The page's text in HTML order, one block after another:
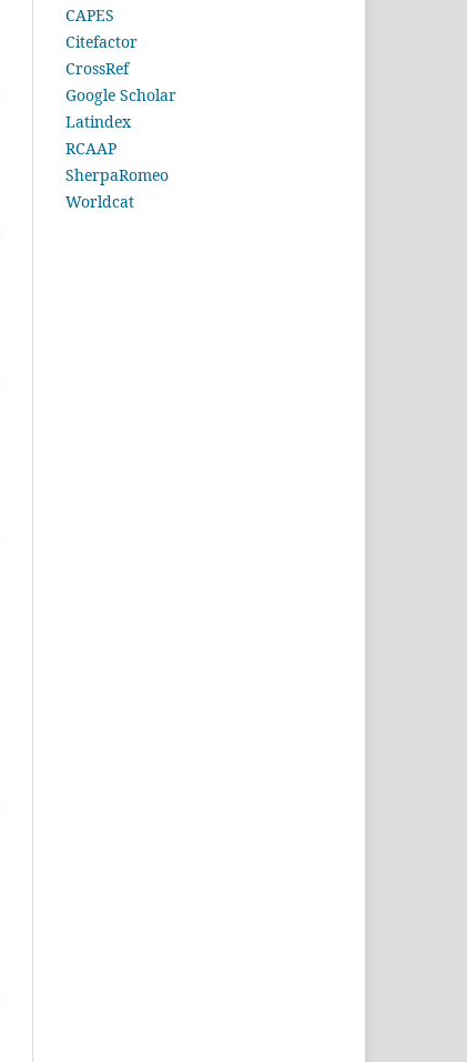
CAPES
Citefactor
CrossRef
Google Scholar
Latindex
RCAAP
SherpaRomeo
Worldcat